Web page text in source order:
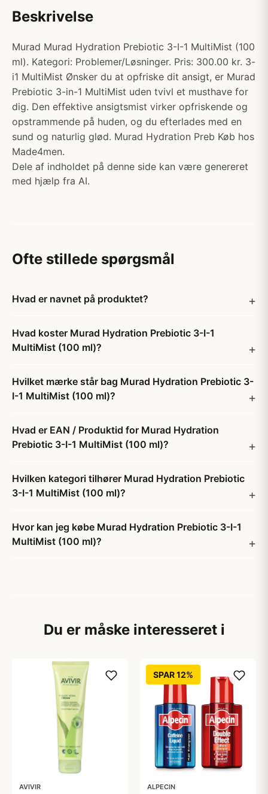
Beskrivelse
Murad Murad Hydration Prebiotic 3-I-1 MultiMist (100
ml). Kategori: Problemer/Løsninger. Pris: 300.00 kr. 3-
i1 MultiMist Ønsker du at opfriske dit ansigt, er Murad
Prebiotic 3-in-1 MultiMist uden tvivl et musthave for
dig. Den effektive ansigtsmist virker opfriskende og
opstrammende på huden, og du efterlades med en
sund og naturlig glød. Murad Hydration Preb Køb hos
Made4men.
Dele af indholdet på denne side kan være genereret
med hjælp fra AI.
Ofte stillede spørgsmål
Hvad er navnet på produktet?
Hvad koster Murad Hydration Prebiotic 3-I-1
MultiMist (100 ml)?
Hvilket mærke står bag Murad Hydration Prebiotic 3-
I-1 MultiMist (100 ml)?
Hvad er EAN / Produktid for Murad Hydration
Prebiotic 3-I-1 MultiMist (100 ml)?
Hvilken kategori tilhører Murad Hydration Prebiotic
3-I-1 MultiMist (100 ml)?
Hvor kan jeg købe Murad Hydration Prebiotic 3-I-1
MultiMist (100 ml)?
Du er måske interesseret i
AVIVIR
SPAR 12%
ALPECIN